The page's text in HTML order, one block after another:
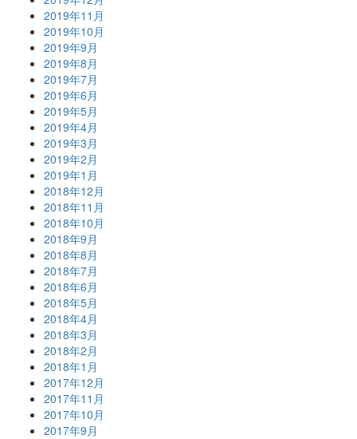
2019年11月
2019年10月
2019年9月
2019年8月
2019年7月
2019年6月
2019年5月
2019年4月
2019年3月
2019年2月
2019年1月
2018年12月
2018年11月
2018年10月
2018年9月
2018年8月
2018年7月
2018年6月
2018年5月
2018年4月
2018年3月
2018年2月
2018年1月
2017年12月
2017年11月
2017年10月
2017年9月